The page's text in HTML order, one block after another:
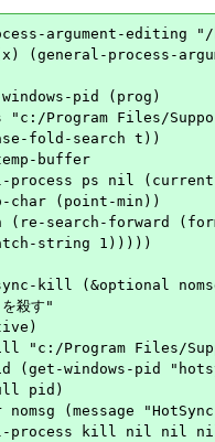
argument-editing
(general-process-
pid (prog)
"c:/Program Files/
buffer
process ps nil
char (point-min))
(re-search-forward
kill (&optional
殺す"
"c:/Program Files/
pid)
process kill nil nil